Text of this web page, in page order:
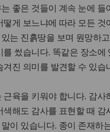
좋은 것들이 계속 눈에 들
게 보느냐에 따라 모든 것
는 진흙땅을 보며 원망하
썼습니다. 똑같은 장소에
진 의미를 발견할 수 있습
육을 키워야 합니다. 감사
해도 감사를 표현할 때 감
이 있습니다. 종이 존재하